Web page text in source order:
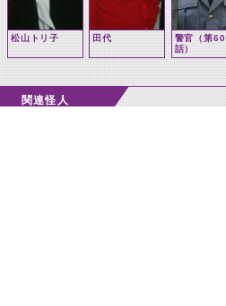
松山トリ子 田代
警官（第60
話）
関連怪人